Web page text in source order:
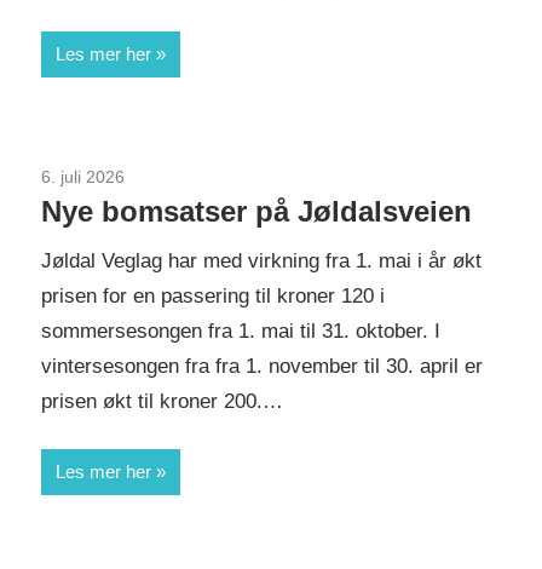
Les mer her
6. juli 2026
Nye bomsatser på Jøldalsveien
Jøldal Veglag har med virkning fra 1. mai i år økt
prisen for en passering til kroner 120 i
sommersesongen fra 1. mai til 31. oktober. I
vintersesongen fra fra 1. november til 30. april er
prisen økt til kroner 200.…
Les mer her